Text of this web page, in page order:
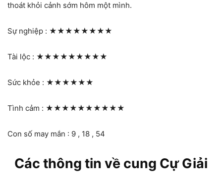
thoát khỏi cảnh sớm hôm một mình.
Sự nghiệp : ★★★★★★★★
Tài lộc : ★★★★★★★★★
Sức khỏe : ★★★★★★
Tình cảm : ★★★★★★★★★★
Con số may mắn : 9 , 18 , 54
Các thông tin về cung Cự Giải